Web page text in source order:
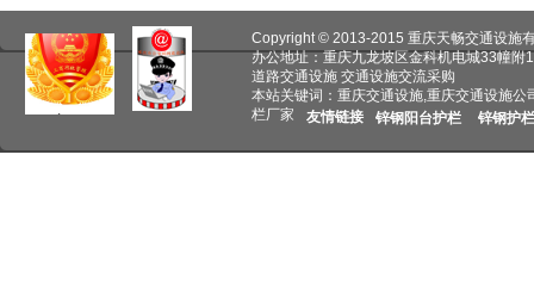
锌钢阳台护栏
Copyright © 2013-2015 重庆天畅交通设施
办公地址：重庆九龙坡区金科机电城33幢附
道路交通设施 交通设施交流采购
本站关键词：重庆交通设施,重庆交通设施
栏厂家
友情链接 锌钢护栏